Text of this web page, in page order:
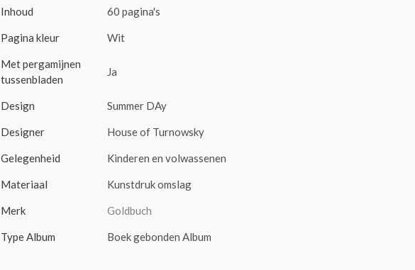
Inhoud 60 pagina's
Pagina kleur Wit
Met pergamijnen
tussenbladen
Ja
Design Summer DAy
Designer House of Turnowsky
Gelegenheid Kinderen en volwassenen
Materiaal Kunstdruk omslag
Merk Goldbuch
Type Album Boek gebonden Album